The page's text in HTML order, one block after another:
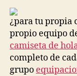
¿para tu propia
propio equipo
camiseta de
completo de
grupo